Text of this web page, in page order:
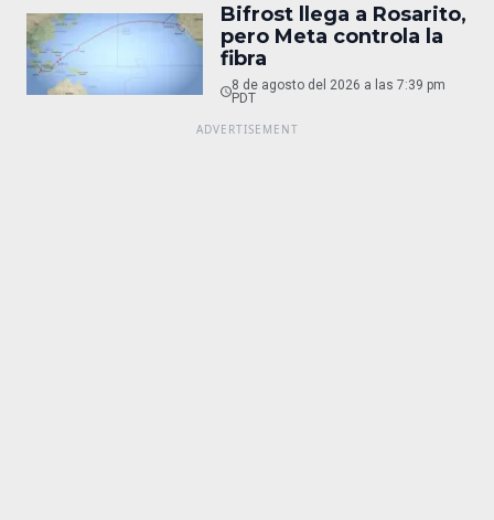
Bifrost llega a Rosarito,
pero Meta controla la
fibra
8 de agosto del 2026 a las 7:39 pm
PDT